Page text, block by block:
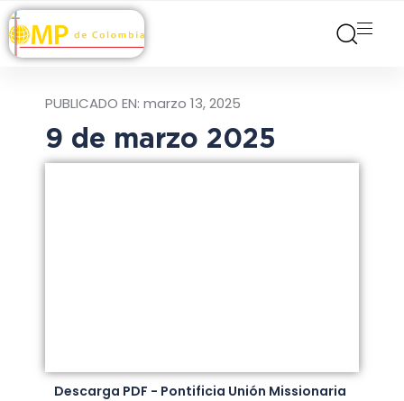
PUBLICADO EN: marzo 13, 2025
9 de marzo 2025
Descarga PDF - Pontificia Unión Missionaria